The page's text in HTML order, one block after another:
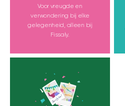
Voor vreugde en
verwondering bij elke
gelegenheid, alleen bij
Fissaly.